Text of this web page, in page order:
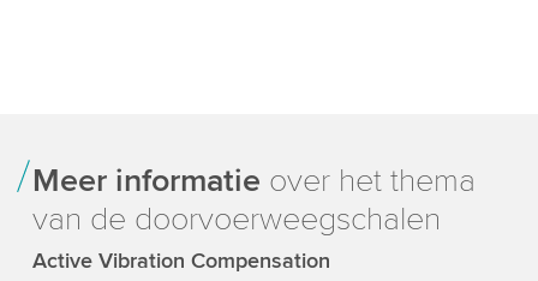
Meer informatie over het thema
van de doorvoerweegschalen
Active Vibration Compensation